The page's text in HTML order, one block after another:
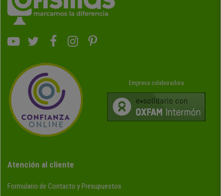
Empresa colaboradora
Atención al cliente
Formulario de Contacto y Presupuestos